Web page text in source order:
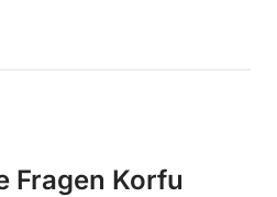
Fragen Korfu